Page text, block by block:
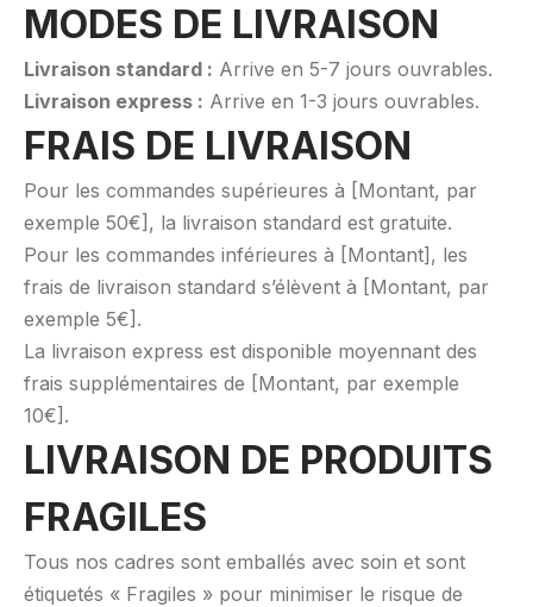
MODES DE LIVRAISON
Livraison standard : Arrive en 5-7 jours ouvrables.
Livraison express : Arrive en 1-3 jours ouvrables.
FRAIS DE LIVRAISON
Pour les commandes supérieures à [Montant, par
exemple 50€], la livraison standard est gratuite.
Pour les commandes inférieures à [Montant], les
frais de livraison standard s’élèvent à [Montant, par
exemple 5€].
La livraison express est disponible moyennant des
frais supplémentaires de [Montant, par exemple
10€].
LIVRAISON DE PRODUITS
FRAGILES
Tous nos cadres sont emballés avec soin et sont
étiquetés « Fragiles » pour minimiser le risque de